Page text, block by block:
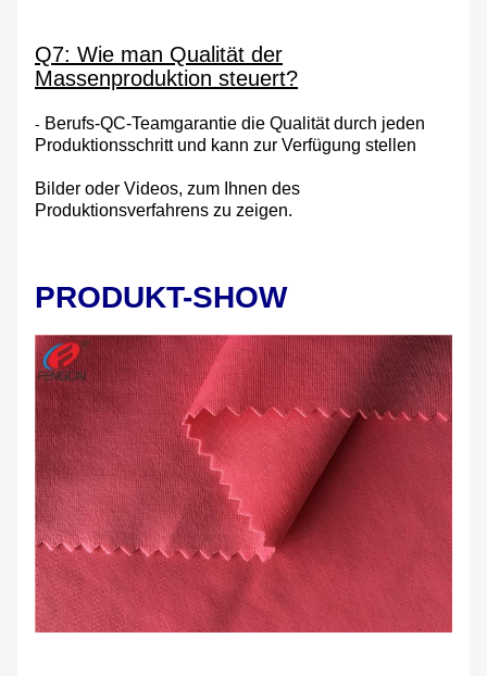
Q7: Wie man Qualität der
Massenproduktion steuert?
- Berufs-QC-Teamgarantie die Qualität durch jeden
Produktionsschritt und kann zur Verfügung stellen
Bilder oder Videos, zum Ihnen des
Produktionsverfahrens zu zeigen.
PRODUKT-SHOW